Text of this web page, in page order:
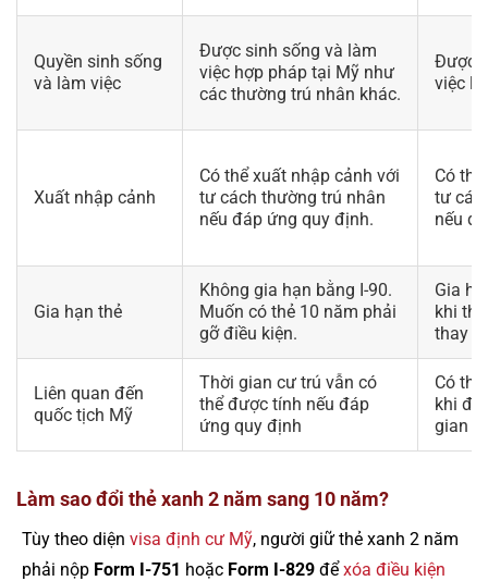
Quyền sinh sống
và làm việc
Được sinh sống và làm
việc hợp pháp tại Mỹ như
các thường trú nhân khác.
Được
việc
Xuất nhập cảnh
Có thể xuất nhập cảnh với
tư cách thường trú nhân
nếu đáp ứng quy định.
Có
tư
nếu
Gia hạn thẻ
Không gia hạn bằng I-90.
Muốn có thẻ 10 năm phải
gỡ điều kiện.
Gia
khi
thay
Liên quan đến
quốc tịch Mỹ
Thời gian cư trú vẫn có
thể được tính nếu đáp
ứng quy định
Có
khi đủ
gian
Làm sao đổi thẻ xanh 2 năm sang 10 năm?
Tùy theo diện visa định cư Mỹ, người giữ thẻ xanh 2 năm
phải nộp Form I-751 hoặc Form I-829 đểxóa điều kiện